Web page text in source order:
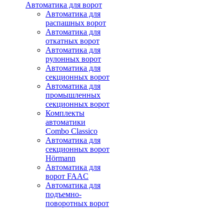
Автоматика для ворот
Автоматика для
распашных ворот
Автоматика для
откатных ворот
Автоматика для
рулонных ворот
Автоматика для
секционных ворот
Автоматика для
промышленных
секционных ворот
Комплекты
автоматики
Combo Classico
Автоматика для
секционных ворот
Hörmann
Автоматика для
ворот FAAC
Автоматика для
подъемно-
поворотных ворот